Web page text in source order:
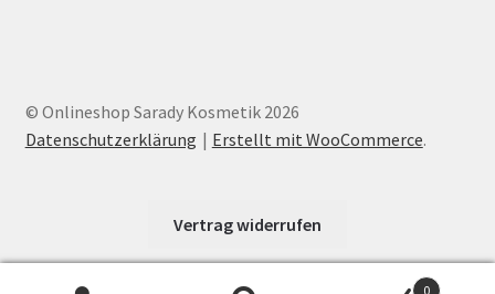
© Onlineshop Sarady Kosmetik 2026
Datenschutzerklärung
Erstellt mit WooCommerce.
Vertrag widerrufen
0